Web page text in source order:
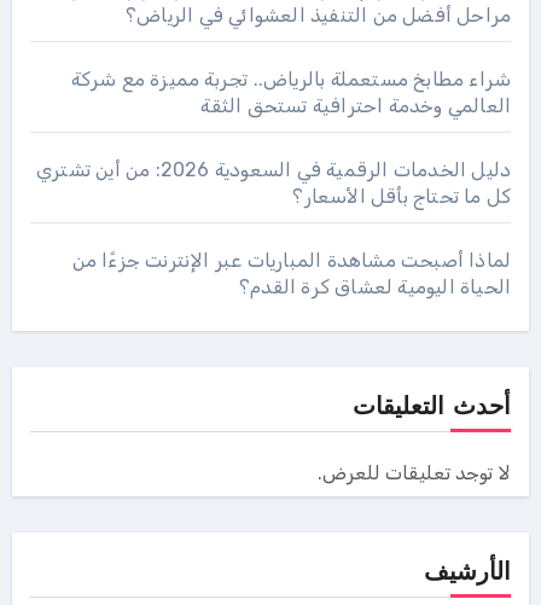
مراحل أفضل من التنفيذ العشوائي في الرياض؟
شراء مطابخ مستعملة بالرياض.. تجربة مميزة مع شركة
العالمي وخدمة احترافية تستحق الثقة
دليل الخدمات الرقمية في السعودية 2026: من أين تشتري
كل ما تحتاج بأقل الأسعار؟
لماذا أصبحت مشاهدة المباريات عبر الإنترنت جزءًا من
الحياة اليومية لعشاق كرة القدم؟
أحدث التعليقات
لا توجد تعليقات للعرض.
الأرشيف